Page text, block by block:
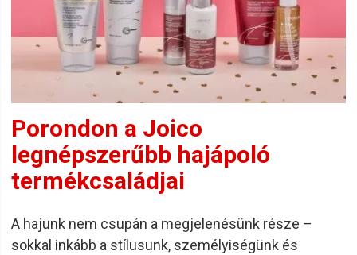
Porondon a Joico
legnépszerűbb hajápoló
termékcsaládjai
A hajunk nem csupán a megjelenésünk része –
sokkal inkább a stílusunk, személyiségünk és